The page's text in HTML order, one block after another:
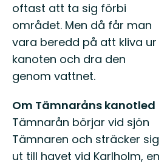
oftast att ta sig förbi
området. Men då får man
vara beredd på att kliva ur
kanoten och dra den
genom vattnet.
Om Tämnaråns kanotled
Tämnarån börjar vid sjön
Tämnaren och sträcker sig
ut till havet vid Karlholm, en